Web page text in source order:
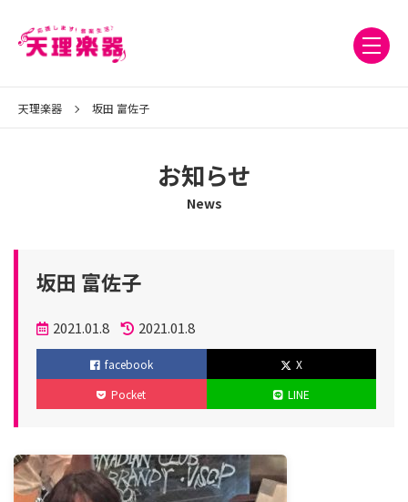
天理楽器 坂田 富佐子
お知らせ
News
坂田 富佐子
投
稿
日
2021.01.8
更
新
2021.01.8
facebook
X
Pocket
LINE